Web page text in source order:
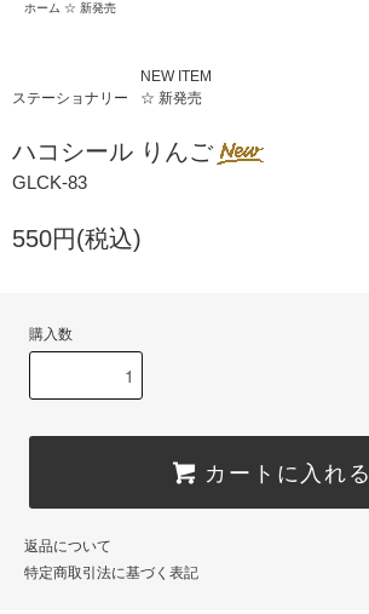
ホーム ☆ 新発売
ステーショナリー
NEW ITEM
☆ 新発売
ハコシール りんご
GLCK-83
550円(税込)
購入数
カートに入れる
返品について
特定商取引法に基づく表記